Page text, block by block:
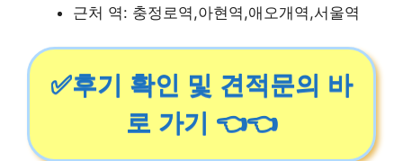
근처 역: 충정로역,아현역,애오개역,서울역
✅후기 확인 및 견적문의 바
로 가기 👈👈